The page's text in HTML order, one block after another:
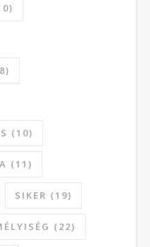
(10)
(11)
SIKER (19)
(22)